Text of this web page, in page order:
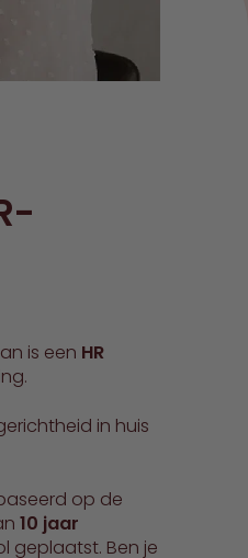
is een HR
in huis
op de
10 jaar
geplaatst. Ben je